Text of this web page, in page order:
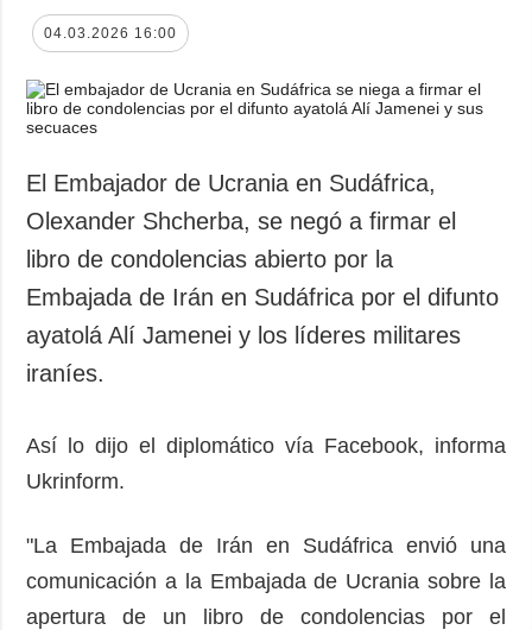
04.03.2026 16:00
El Embajador de Ucrania en Sudáfrica,
Olexander Shcherba, se negó a firmar el
libro de condolencias abierto por la
Embajada de Irán en Sudáfrica por el difunto
ayatolá Alí Jamenei y los líderes militares
iraníes.
Así lo dijo el diplomático vía Facebook, informa
Ukrinform.
"La Embajada de Irán en Sudáfrica envió una
comunicación a la Embajada de Ucrania sobre la
apertura de un libro de condolencias por el